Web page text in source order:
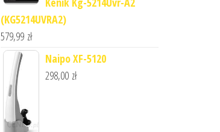
(KG5214UVRA2)
579,99 zł
Naipo XF-5120
298,00 zł